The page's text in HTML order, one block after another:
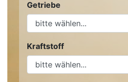
Getriebe
Kraftstoff